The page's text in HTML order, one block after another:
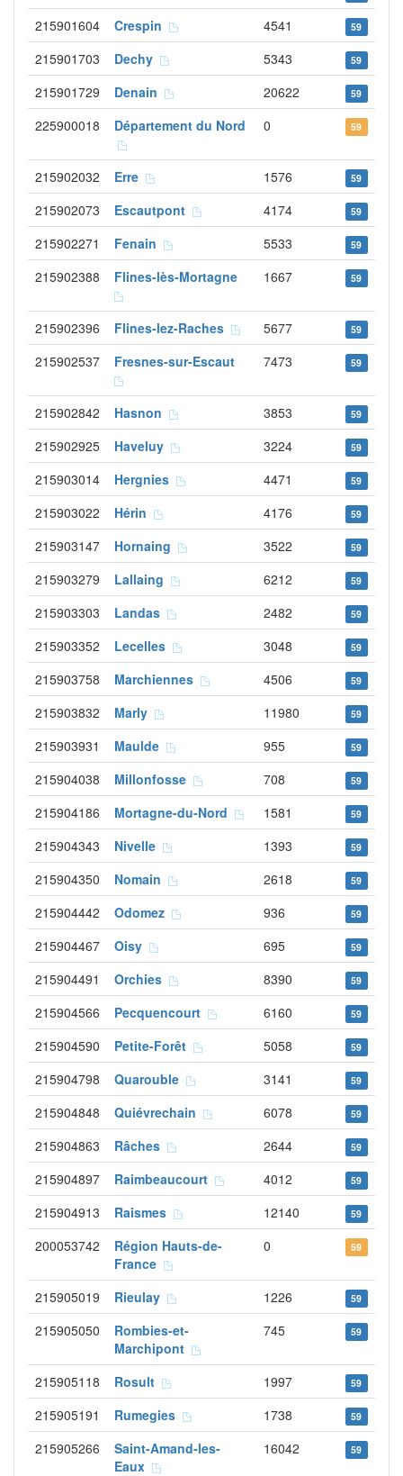
215901604
Crespin 4541 59
215901703 Dechy 5343 59
215901729 Denain 20622 59
225900018 Département du Nord 0 59
215902032 Erre 1576 59
215902073 Escautpont 4174 59
215902271 Fenain 5533 59
215902388 Flines-lès-Mortagne 1667 59
215902396 Flines-lez-Raches 5677 59
215902537 Fresnes-sur-Escaut 7473 59
215902842 Hasnon 3853 59
215902925 Haveluy 3224 59
215903014 Hergnies 4471 59
215903022 Hérin 4176 59
215903147 Hornaing 3522 59
215903279 Lallaing 6212 59
215903303 Landas 2482 59
215903352 Lecelles 3048 59
215903758 Marchiennes 4506 59
215903832 Marly 11980 59
215903931 Maulde 955 59
215904038 Millonfosse 708 59
215904186 Mortagne-du-Nord 1581 59
215904343 Nivelle 1393 59
215904350 Nomain 2618 59
215904442 Odomez 936 59
215904467 Oisy 695 59
215904491 Orchies 8390 59
215904566 Pecquencourt 6160 59
215904590 Petite-Forêt 5058 59
215904798 Quarouble 3141 59
215904848 Quiévrechain 6078 59
215904863 Râches 2644 59
215904897 Raimbeaucourt 4012 59
215904913 Raismes 12140 59
200053742
Région Hauts-de-
France
0 59
215905019 Rieulay 1226 59
215905050
Rombies-et-
Marchipont
745 59
215905118 Rosult 1997 59
215905191 Rumegies 1738 59
215905266
Saint-Amand-les-
Eaux
16042 59